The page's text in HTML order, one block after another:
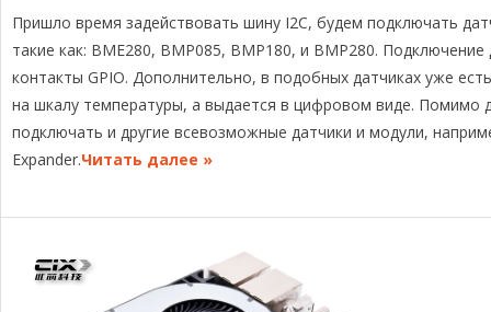
l
e
g
r
a
m
c
e
b
o
o
k
r
e
a
d
s
p
y
L
i
n
k
п
р
а
в
и
Пришло время задействовать шину I2C, будем подключать
такие как: BME280, BMP085, BMP180, и BMP280.
контакты GPIO. Дополнительно, в подобных датчиках уже
на шкалу температуры, а выдается в цифровом виде. Помимо
подключать и другие всевозможные датчики и модули,
Expander.Читать далее »